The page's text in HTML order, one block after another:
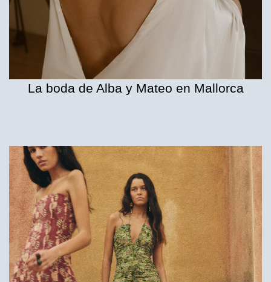
La boda de Alba y Mateo en Mallorca